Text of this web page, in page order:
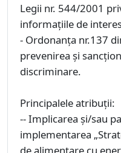
Legii nr. 544/2001
informaţiile de
- Ordonanţa nr.137
prevenirea şi
discriminare.
Principalele atribuții:
-- Implicarea și/sau
implementarea